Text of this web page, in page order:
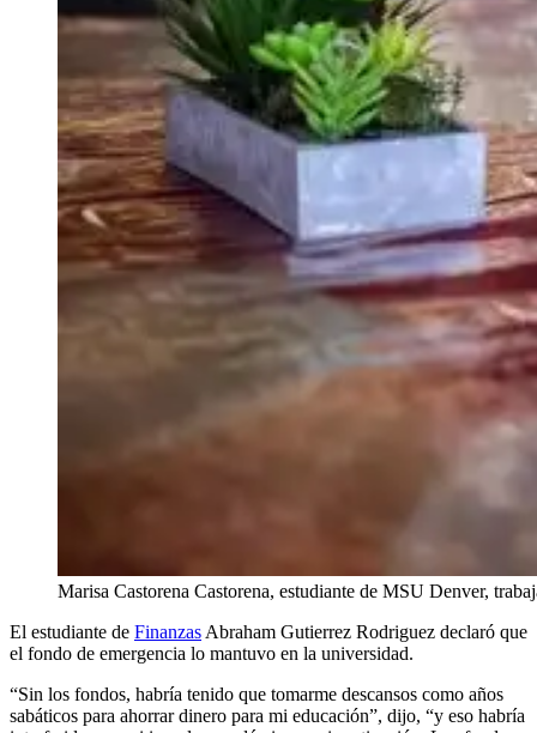
Marisa Castorena Castorena, estudiante de MSU Denver,
El estudiante de Finanzas Abraham Gutierrez Rodriguez declaró que
el fondo de emergencia lo mantuvo en la universidad.
“Sin los fondos, habría tenido que tomarme descansos como años
sabáticos para ahorrar dinero para mi educación”, dijo, “y eso habría